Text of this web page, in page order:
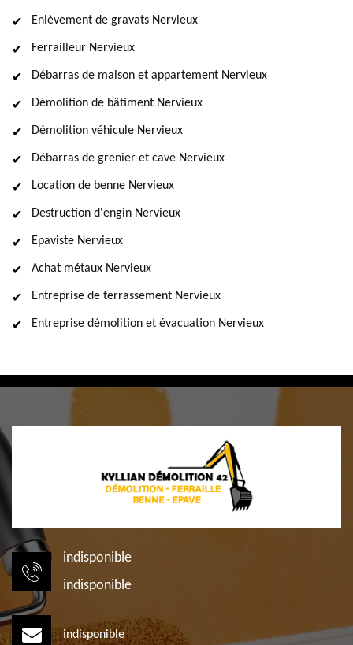
Enlèvement de gravats Nervieux
Ferrailleur Nervieux
Débarras de maison et appartement Nervieux
Démolition de bâtiment Nervieux
Démolition véhicule Nervieux
Débarras de grenier et cave Nervieux
Location de benne Nervieux
Destruction d'engin Nervieux
Epaviste Nervieux
Achat métaux Nervieux
Entreprise de terrassement Nervieux
Entreprise démolition et évacuation Nervieux
indisponible
indisponible
indisponible